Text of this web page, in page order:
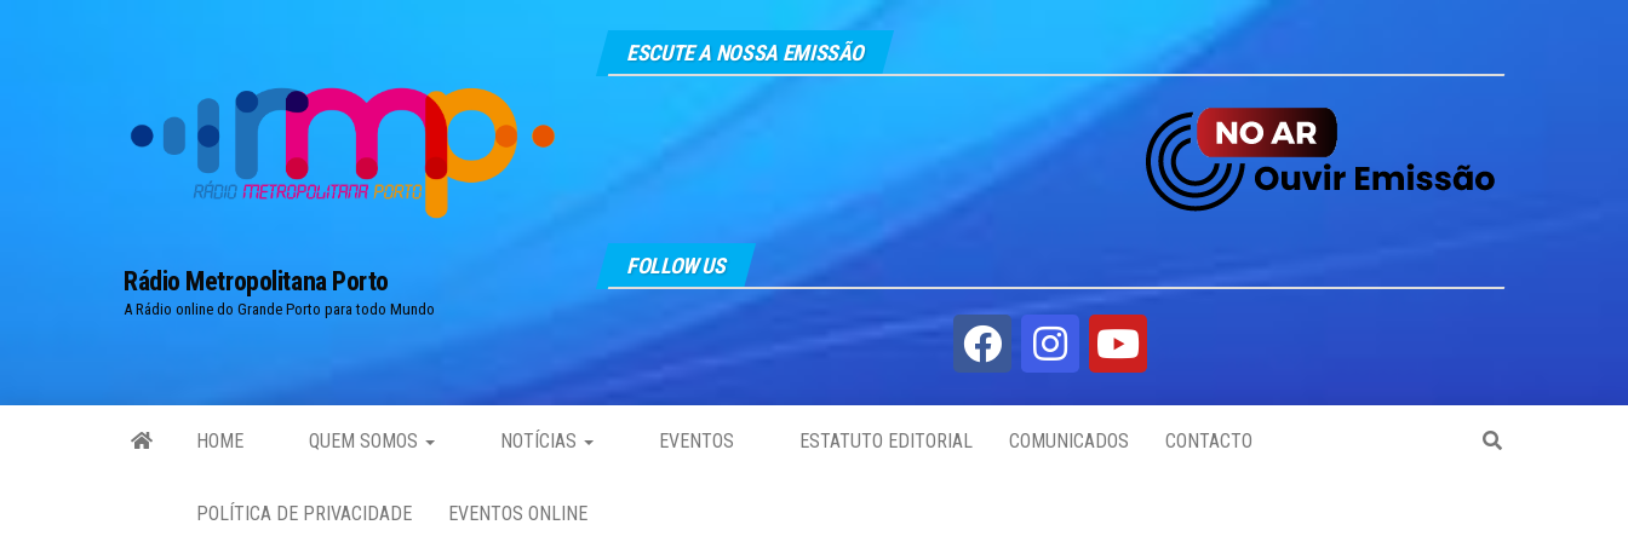
Rádio Metropolitana Porto
A Rádio online do Grande Porto para todo Mundo
ESCUTE A NOSSA EMISSÃO
FOLLOW US
HOME QUEM SOMOS NOTÍCIAS EVENTOS ESTATUTO EDITORIAL COMUNICADOS CONTACTO
POLÍTICA DE PRIVACIDADE EVENTOS ONLINE